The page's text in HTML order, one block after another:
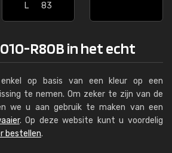
L
83
R80B in het echt
op basis van een kleur op een
te nemen. Om zeker te zijn van de
we u aan gebruik te maken van een
. Op deze website kunt u voordelig
bestellen.